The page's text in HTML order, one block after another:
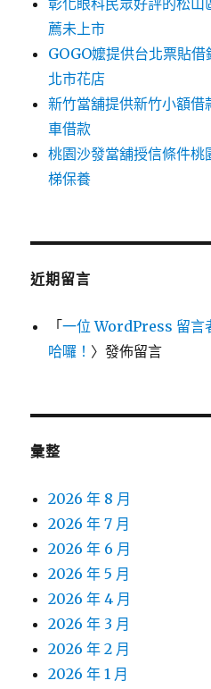
彰化眼科民眾好評的松
薦未上市
GOGO嬤提供台北票貼
北市花店
新竹當舖提供新竹小額
車借款
桃園沙發當舖授信條件
梯保養
近期留言
「一位 WordPress 留言
哈囉！ 〉發佈留言
彙整
2026 年 8 月
2026 年 7 月
2026 年 6 月
2026 年 5 月
2026 年 4 月
2026 年 3 月
2026 年 2 月
2026 年 1 月